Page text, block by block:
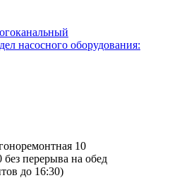
насосного оборудования:
10
перерыва на обед
до 16:30)